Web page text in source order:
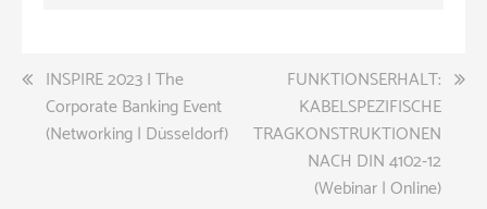
Beitragsnavigation
INSPIRE 2023 I The
Corporate Banking Event
(Networking | Düsseldorf)
FUNKTIONSERHALT:
KABELSPEZIFISCHE
TRAGKONSTRUKTIONEN
NACH DIN 4102-12
(Webinar | Online)